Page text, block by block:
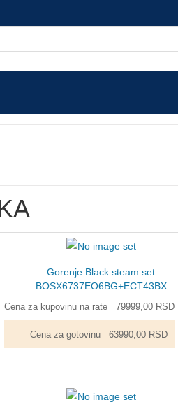
Gorenje Black steam set
BOSX6737EO6BG+ECT43BX
Cena za kupovinu na rate 79999,00 RSD
Cena za gotovinu 63990,00 RSD